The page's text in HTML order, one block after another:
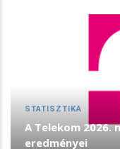
STATISZTIKA
A Telekom 2026.
eredményei